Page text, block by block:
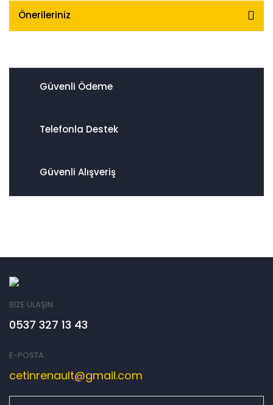
Önerileriniz
Güvenli Ödeme
Telefonla Destek
Güvenli Alışveriş
BİZE ULAŞIN
0537 327 13 43
E-POSTA
cetinrenault@gmail.com